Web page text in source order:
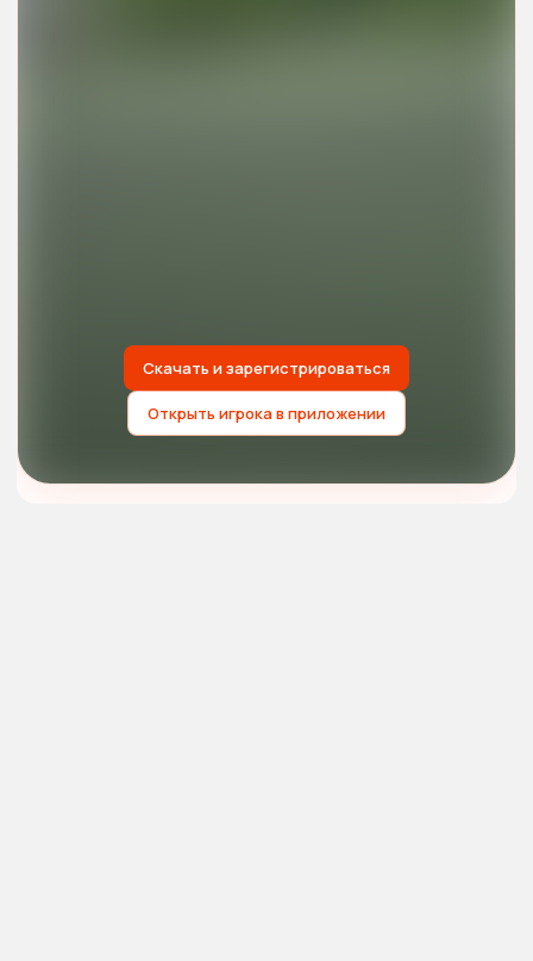
Скачать и зарегистрироваться
Открыть игрока в приложении